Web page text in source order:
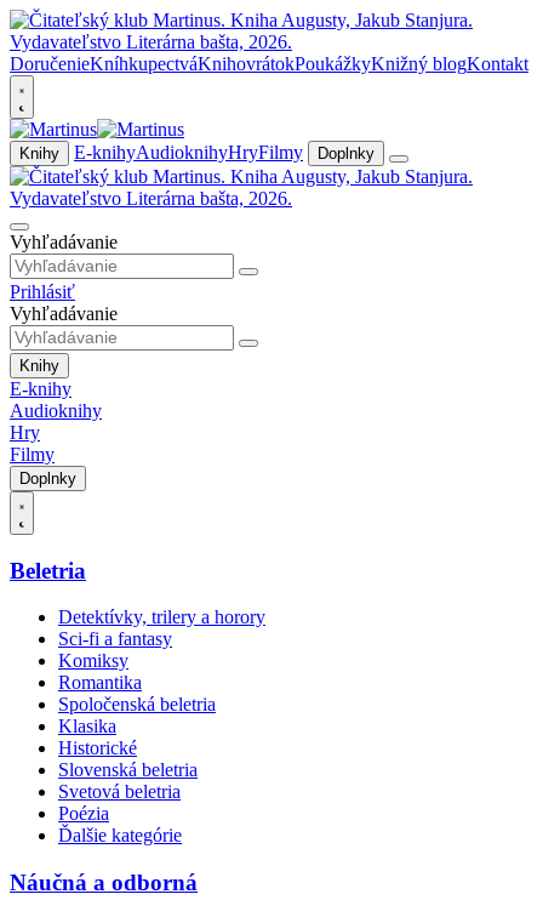
DoručenieKníhkupectváKnihovrátokPoukážkyKnižný blogKontakt
Knihy E-knihyAudioknihyHryFilmy Doplnky
Vyhľadávanie
Prihlásiť
Vyhľadávanie
Knihy
E-knihy
Audioknihy
Hry
Filmy
Doplnky
Beletria
Detektívky, trilery a horory
Sci-fi a fantasy
Komiksy
Romantika
Spoločenská beletria
Klasika
Historické
Slovenská beletria
Svetová beletria
Poézia
Ďalšie kategórie
Náučná a odborná